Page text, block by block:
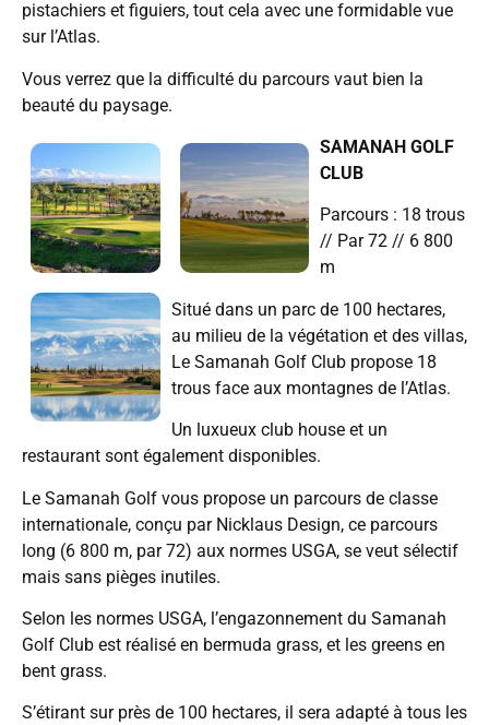
pistachiers et figuiers, tout cela avec une formidable vue
sur l’Atlas.
Vous verrez que la difficulté du parcours vaut bien la
beauté du paysage.
SAMANAH GOLF
CLUB
Parcours : 18 trous
// Par 72 // 6 800
m
Situé dans un parc de 100 hectares,
au milieu de la végétation et des villas,
Le Samanah Golf Club propose 18
trous face aux montagnes de l’Atlas.
Un luxueux club house et un
restaurant sont également disponibles.
Le Samanah Golf vous propose un parcours de classe
internationale, conçu par Nicklaus Design, ce parcours
long (6 800 m, par 72) aux normes USGA, se veut sélectif
mais sans pièges inutiles.
Selon les normes USGA, l’engazonnement du Samanah
Golf Club est réalisé en bermuda grass, et les greens en
bent grass.
S’étirant sur près de 100 hectares, il sera adapté à tous les